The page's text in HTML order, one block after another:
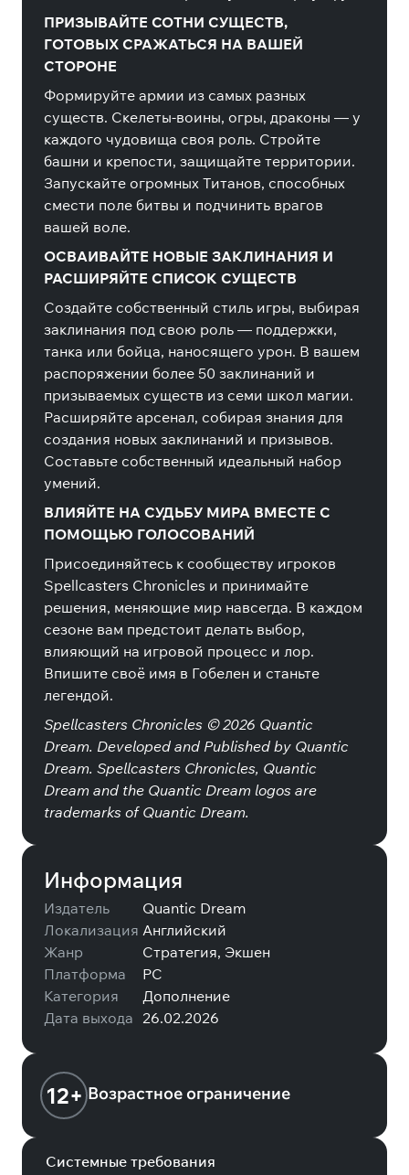
ПРИЗЫВАЙТЕ СОТНИ СУЩЕСТВ,
ГОТОВЫХ СРАЖАТЬСЯ НА ВАШЕЙ
СТОРОНЕ
Формируйте армии из самых разных
существ. Скелеты-воины, огры, драконы — у
каждого чудовища своя роль. Стройте
башни и крепости, защищайте территории.
Запускайте огромных Титанов, способных
смести поле битвы и подчинить врагов
вашей воле.
ОСВАИВАЙТЕ НОВЫЕ ЗАКЛИНАНИЯ И
РАСШИРЯЙТЕ СПИСОК СУЩЕСТВ
Создайте собственный стиль игры, выбирая
заклинания под свою роль — поддержки,
танка или бойца, наносящего урон. В вашем
распоряжении более 50 заклинаний и
призываемых существ из семи школ магии.
Расширяйте арсенал, собирая знания для
создания новых заклинаний и призывов.
Составьте собственный идеальный набор
умений.
ВЛИЯЙТЕ НА СУДЬБУ МИРА ВМЕСТЕ С
ПОМОЩЬЮ ГОЛОСОВАНИЙ
Присоединяйтесь к сообществу игроков
Spellcasters Chronicles и принимайте
решения, меняющие мир навсегда. В каждом
сезоне вам предстоит делать выбор,
влияющий на игровой процесс и лор.
Впишите своё имя в Гобелен и станьте
легендой.
Spellcasters Chronicles © 2026 Quantic
Dream. Developed and Published by Quantic
Dream. Spellcasters Chronicles, Quantic
Dream and the Quantic Dream logos are
trademarks of Quantic Dream.
Информация
Издатель
Quantic Dream
Локализация Английский
Жанр
Стратегия, Экшен
Платформа
PC
Категория
Дополнение
Дата выхода 26.02.2026
12+ Возрастное ограничение
Системные требования